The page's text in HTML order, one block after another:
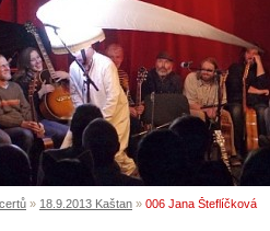
» 18.9.2013 Kaštan » 006 Jana Šteflíčková